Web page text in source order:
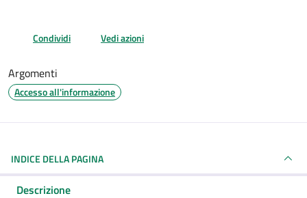
Condividi Vedi azioni
Argomenti
Accesso all'informazione
INDICE DELLA PAGINA
Descrizione